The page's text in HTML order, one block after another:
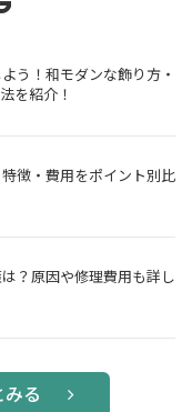
う！和モダンな飾り方・
を紹介！
徴・費用をポイント別比
？原因や修理費用も詳し
る